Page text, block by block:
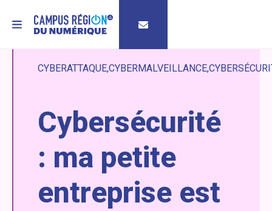
MENU
CYBERATTAQUECYBERMALVEILLANCE
Cybersécurité
: ma petite
entreprise est